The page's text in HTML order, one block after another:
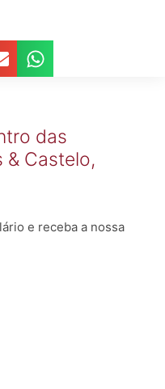
das
& Castelo,
e receba a nossa